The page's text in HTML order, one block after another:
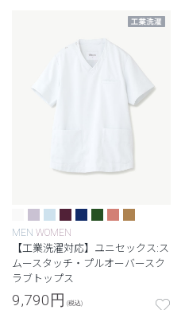
MEN WOMEN
【工業洗濯対応】ユニセックス:ス
ムースタッチ・プルオーバースク
ラブトップス
9,790円 (税込)